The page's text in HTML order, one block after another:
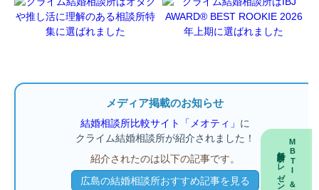
MBTI＆マヤ暦
無料診断プレゼント
メディア掲載のお知らせ
結婚相談所比較サイト「メオティ」 に
クライム結婚相談所が紹介されました！
紹介されたのは以下の記事です。
広島の結婚相談所おすすめ記事を見る